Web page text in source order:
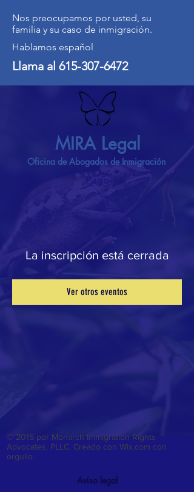
Nos preocupamos por usted, su
familia y su caso de inmigración.
Hablamos español
Llama al 615-307-6472
MIRA Legal
Oficina de Abogados de Inmigración
Pago
La inscripción está cerrada
Ver otros eventos
​​​​© 2015 por Monarch Immigration Rights
Advocates, PLLC. Creado con Wix.com con
orgullo.
Aviso legal